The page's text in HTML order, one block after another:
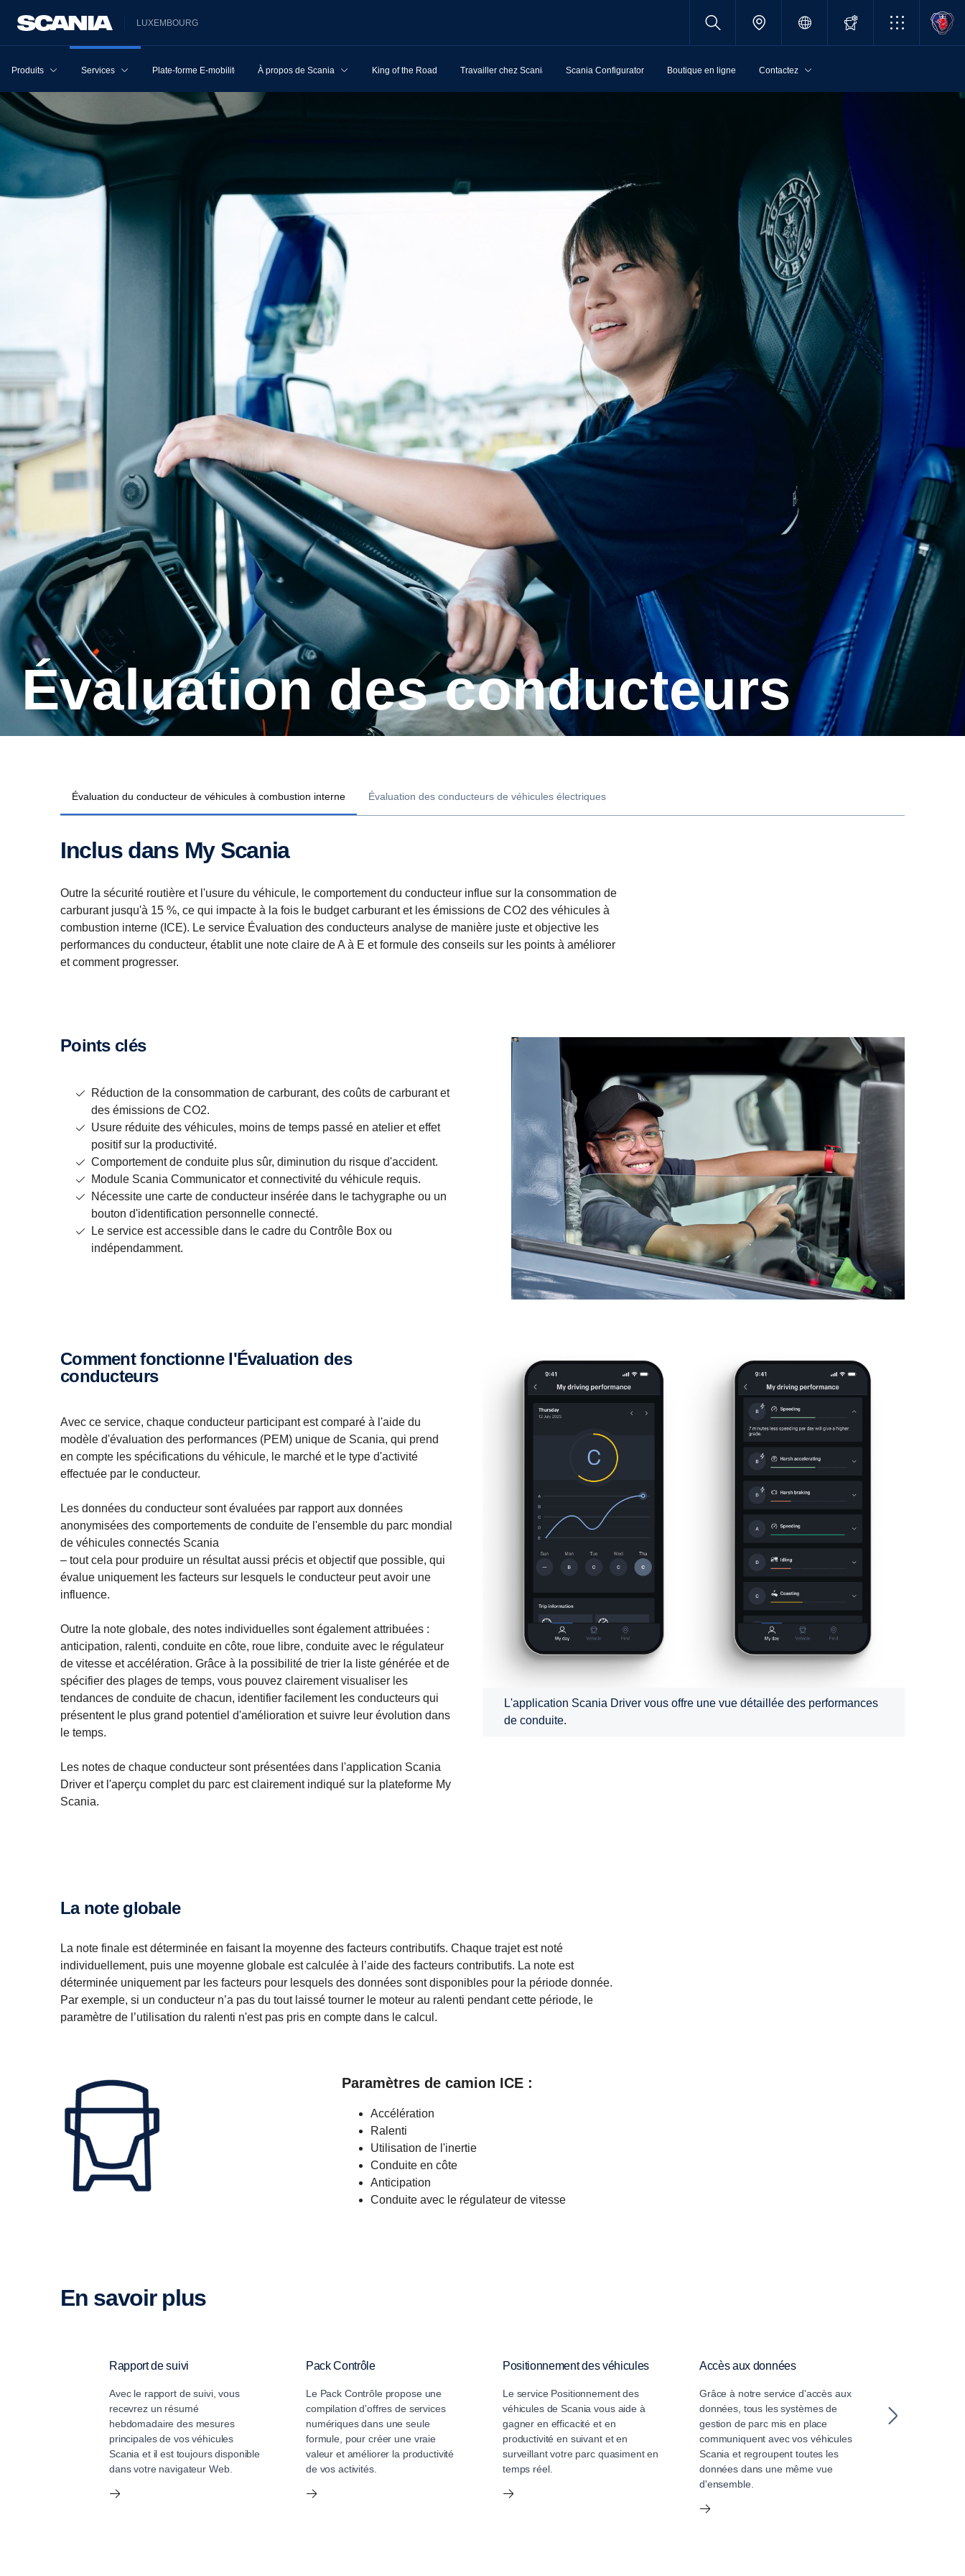
LUXEMBOURG
Produits Services Plate-forme E-mobilité À propos de Scania King of the Road Travailler chez Scania Scania Configurator Boutique en ligne Contactez
Évaluation des conducteurs
Évaluation du conducteur de véhicules à combustion interne Évaluation des conducteurs de véhicules électriques
Inclus dans My Scania
Outre la sécurité routière et l'usure du véhicule, le comportement du conducteur influe sur la consommation de
carburant jusqu'à 15 %, ce qui impacte à la fois le budget carburant et les émissions de CO2 des véhicules à
combustion interne (ICE). Le service Évaluation des conducteurs analyse de manière juste et objective les
performances du conducteur, établit une note claire de A à E et formule des conseils sur les points à améliorer
et comment progresser.
Points clés
Réduction de la consommation de carburant, des coûts de carburant et
des émissions de CO2.
Usure réduite des véhicules, moins de temps passé en atelier et effet
positif sur la productivité.
Comportement de conduite plus sûr, diminution du risque d'accident.
Module Scania Communicator et connectivité du véhicule requis.
Nécessite une carte de conducteur insérée dans le tachygraphe ou un
bouton d'identification personnelle connecté.
Le service est accessible dans le cadre du Contrôle Box ou
indépendamment.
Comment fonctionne l'Évaluation des
conducteurs
Avec ce service, chaque conducteur participant est comparé à l'aide du
modèle d'évaluation des performances (PEM) unique de Scania, qui prend
en compte les spécifications du véhicule, le marché et le type d'activité
effectuée par le conducteur.
Les données du conducteur sont évaluées par rapport aux données
anonymisées des comportements de conduite de l'ensemble du parc mondial
de véhicules connectés Scania
– tout cela pour produire un résultat aussi précis et objectif que possible, qui
évalue uniquement les facteurs sur lesquels le conducteur peut avoir une
influence.
Outre la note globale, des notes individuelles sont également attribuées :
anticipation, ralenti, conduite en côte, roue libre, conduite avec le régulateur
de vitesse et accélération. Grâce à la possibilité de trier la liste générée et de
spécifier des plages de temps, vous pouvez clairement visualiser les
tendances de conduite de chacun, identifier facilement les conducteurs qui
présentent le plus grand potentiel d'amélioration et suivre leur évolution dans
le temps.
Les notes de chaque conducteur sont présentées dans l'application Scania
Driver et l'aperçu complet du parc est clairement indiqué sur la plateforme My
Scania.
L'application Scania Driver vous offre une vue détaillée des performances
de conduite.
La note globale
La note finale est déterminée en faisant la moyenne des facteurs contributifs. Chaque trajet est noté
individuellement, puis une moyenne globale est calculée à l’aide des facteurs contributifs. La note est
déterminée uniquement par les facteurs pour lesquels des données sont disponibles pour la période donnée.
Par exemple, si un conducteur n’a pas du tout laissé tourner le moteur au ralenti pendant cette période, le
paramètre de l’utilisation du ralenti n'est pas pris en compte dans le calcul.
Paramètres de camion ICE :
Accélération
Ralenti
Utilisation de l'inertie
Conduite en côte
Anticipation
Conduite avec le régulateur de vitesse
Avec le fonctionnement électrique, l’optimisation de l’autonomie
disponible par recharge est un facteur clé pour l’utilisation du véhicule et
l’économie d’exploitation totale. En tant que tel, ce facteur peut faire la
différence et faire basculer vos marges du bon ou du mauvais côté. Le
comportement du conducteur a une incidence non seulement sur la
consommation d’énergie (jusqu’à 20 %), mais également sur la sécurité
routière et l’usure des véhicules. Il n'a jamais été aussi important de
En savoir plus
Rapport de suivi
Avec le rapport de suivi, vous
recevrez un résumé
hebdomadaire des mesures
principales de vos véhicules
Scania et il est toujours disponible
dans votre navigateur Web.
Pack Contrôle
Le Pack Contrôle propose une
compilation d'offres de services
numériques dans une seule
formule, pour créer une vraie
valeur et améliorer la productivité
de vos activités.
Positionnement des véhicules
Le service Positionnement des
véhicules de Scania vous aide à
gagner en efficacité et en
productivité en suivant et en
surveillant votre parc quasiment en
temps réel.
Accès aux données
Grâce à notre service d'accès aux
données, tous les systèmes de
gestion de parc mis en place
communiquent avec vos véhicules
Scania et regroupent toutes les
données dans une même vue
d'ensemble.